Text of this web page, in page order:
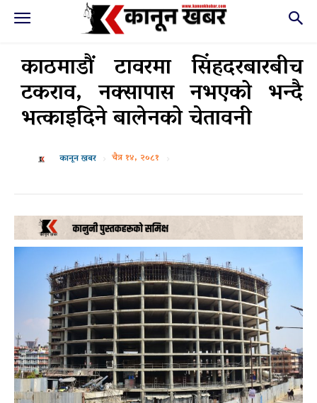
काठमाडौं टावरमा सिंहदरबारबीच
टकराव, नक्सापास नभएको भन्दै
भत्काइदिने बालेनको चेतावनी
कानून खबर चैत्र १४, २०८१